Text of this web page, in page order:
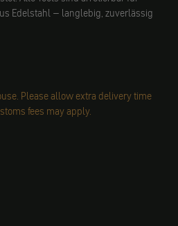
Edelstahl – langlebig, zuverlässig
Please allow extra delivery time
fees may apply.